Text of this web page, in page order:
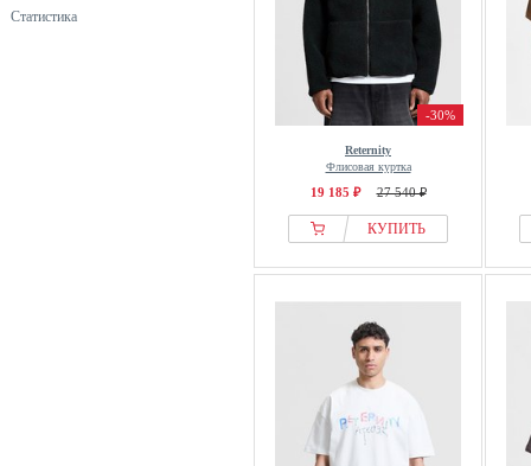
Статистика
-30%
Reternity
Флисовая куртка
19 185 ₽ 27 540 ₽
КУПИТЬ